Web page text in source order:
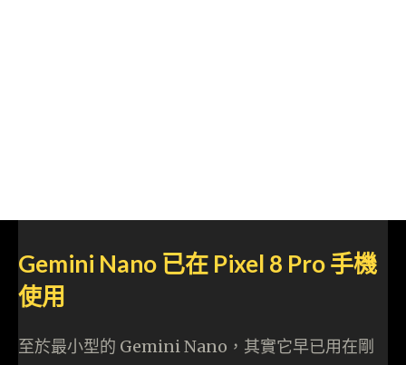
Gemini Nano 已在 Pixel 8 Pro 手機
使用
至於最小型的 Gemini Nano，其實它早已用在剛